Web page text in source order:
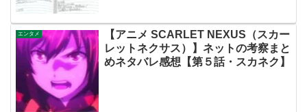
エンタメ
【アニメ SCARLET NEXUS（スカー
レットネクサス）】ネットの考察まと
めネタバレ感想【第５話・スカネク】